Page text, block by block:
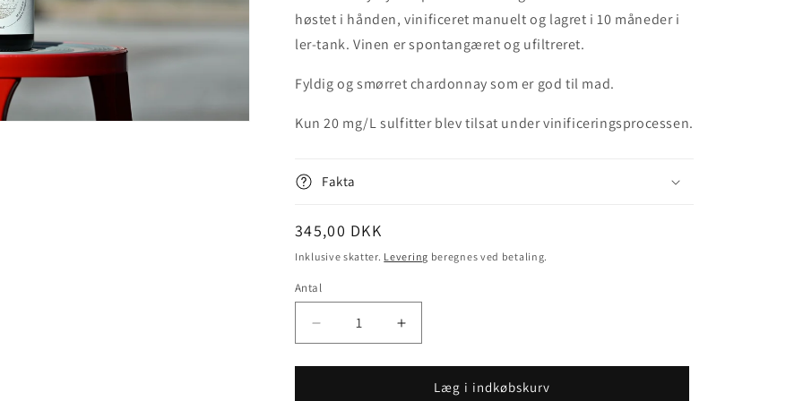
høstet i hånden, vinificeret manuelt og lagret i 10 måneder i
ler-tank. Vinen er spontangæret og ufiltreret.
Fyldig og smørret chardonnay som er god til mad.
Kun 20 mg/L sulfitter blev tilsat under vinificeringsprocessen.
Fakta
Normalpris
345,00 DKK
Inklusive skatter. Levering beregnes ved betaling.
Antal
Antal
Reducer
antallet
for
Øg
antallet
for
ImagineLæg i indkøbskurv